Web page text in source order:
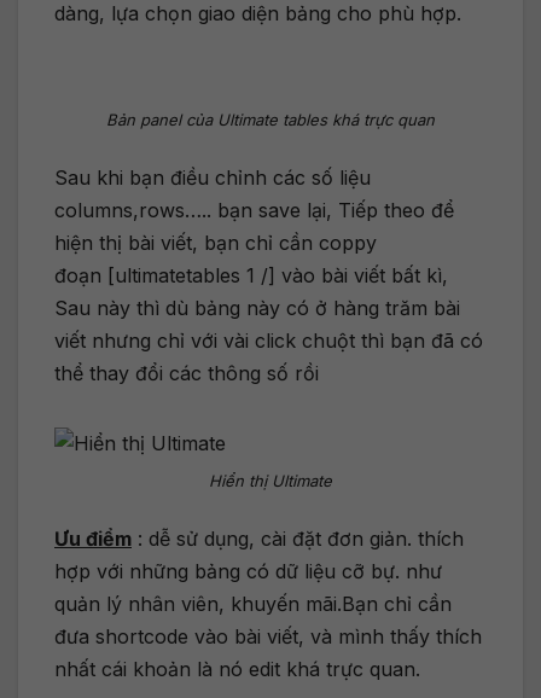
dàng, lựa chọn giao diện bảng cho phù hợp.
Bản panel của Ultimate tables khá trực quan
Sau khi bạn điều chỉnh các số liệu
columns,rows….. bạn save lại, Tiếp theo để
hiện thị bài viết, bạn chỉ cần coppy
đoạn [ultimatetables 1 /] vào bài viết bất kì,
Sau này thì dù bảng này có ở hàng trăm bài
viết nhưng chỉ với vài click chuột thì bạn đã có
thể thay đổi các thông số rồi
Hiển thị Ultimate
Ưu điểm : dễ sử dụng, cài đặt đơn giản. thích
hợp với những bảng có dữ liệu cỡ bự. như
quản lý nhân viên, khuyến mãi.Bạn chỉ cần
đưa shortcode vào bài viết, và mình thấy thích
nhất cái khoản là nó edit khá trực quan.